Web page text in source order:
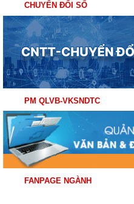
CHUYỂN ĐỔI SỐ
PM QLVB-VKSNDTC
FANPAGE NGÀNH